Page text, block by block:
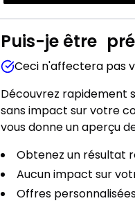
Puis-je être
Ceci n'affectera pas
Découvrez rapidement
sans impact sur votre
vous donne un aperçu
Obtenez un résultat
Aucun impact sur
Offres